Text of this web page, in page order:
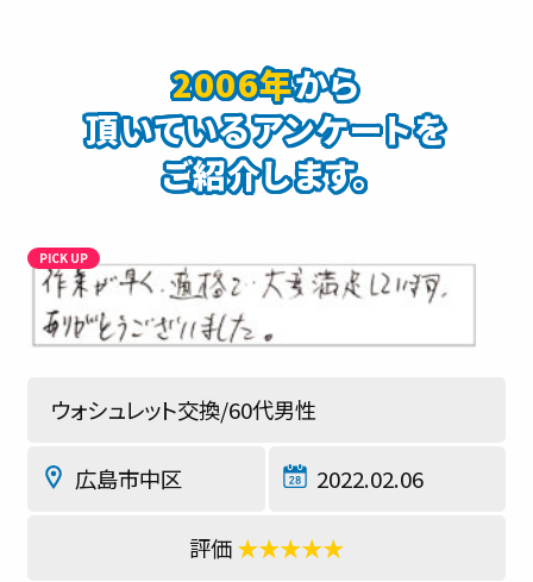
2006年から
頂いているアンケートを
ご紹介します。
ウォシュレット交換/60代男性
広島市中区 2022.02.06
★★★★★